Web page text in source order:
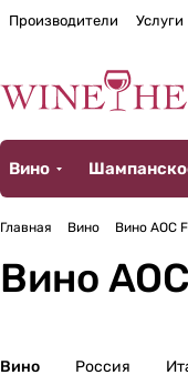
Производители Услуги
Вино
Главная Вино Вино AOC
Вино
Вино Россия